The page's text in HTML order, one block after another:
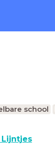
school